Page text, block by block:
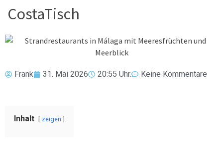
CostaTisch
Frank 31. Mai 2026 20:55 Uhr. Keine Kommentare
Inhalt zeigen